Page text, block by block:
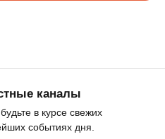
каналы
в курсе свежих
событиях дня.